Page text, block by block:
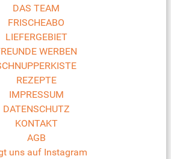
DAS TEAM
FRISCHEABO
LIEFERGEBIET
WERBEN
REZEPTE
IMPRESSUM
DATENSCHUTZ
KONTAKT
AGB
uns auf Instagram